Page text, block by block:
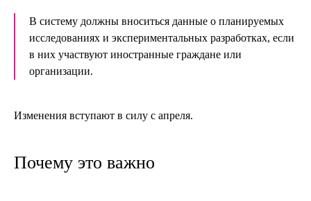
В систему должны вноситься данные о планируемых
исследованиях и экспериментальных разработках, если
в них участвуют иностранные граждане или
организации.
Изменения вступают в силу с апреля.
Почему это важно